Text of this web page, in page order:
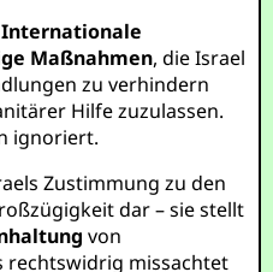
Internationale
Maßnahmen, die Israel
zu verhindern
Hilfe zuzulassen.
ignoriert.
Zustimmung zu den
dar – sie stellt
von
rechtswidrig missachtet